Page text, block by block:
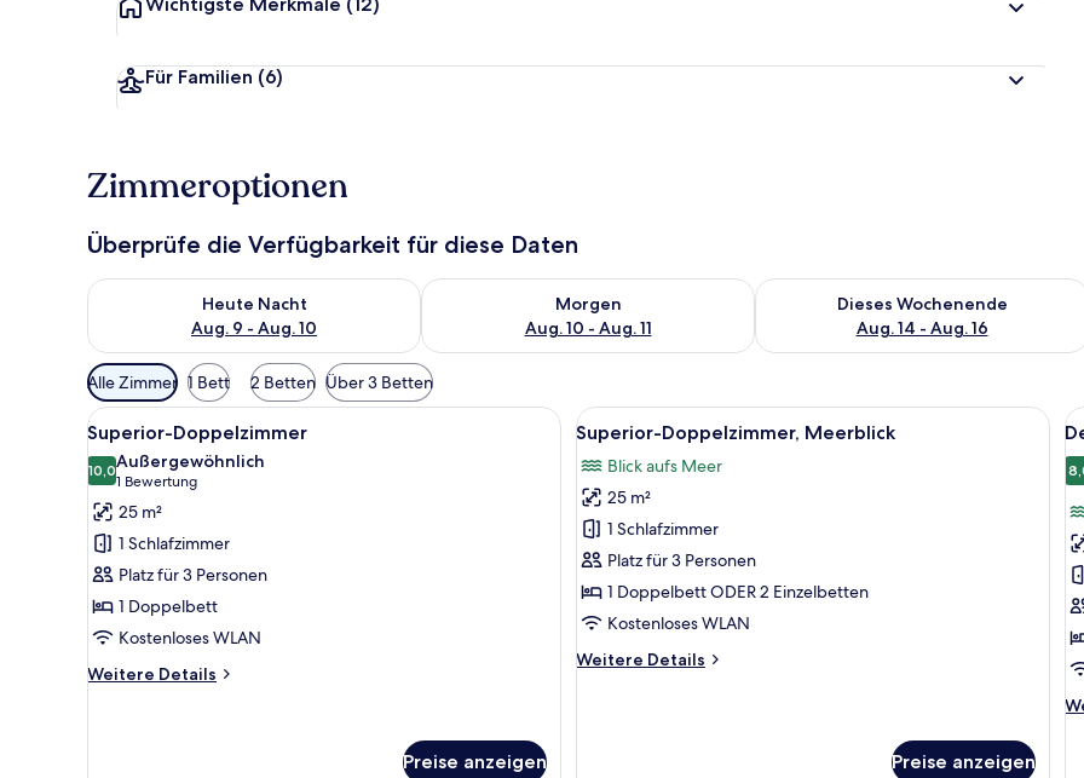
Für Familien (6)
Zimmeroptionen
Überprüfe die Verfügbarkeit für diese Daten
Heute Nacht
Aug. 9 - Aug. 10
Überprüfe die Verfügbarkeit für heute Nacht, Aug. 9 - Aug. 10.
Morgen
Aug. 10 - Aug. 11
Überprüfe die Verfügbarkeit für morgen, Aug. 10 - Aug. 11.
Dieses Wochenende
Aug. 14 - Aug. 16
Überprüfe die Verfügbarkeit für
Verfügbare
Filter
für
Zimmer
Alle Zimmer 1 Bett 2 Betten Über 3 Betten
Alle
Fotos
für
Superior-
Doppelzimmer
anzeigen
Ein Schlafzimmer mit einem Bett, Nachttischen und Bildern an den Wänden.
4
Superior-Doppelzimmer
10,010,0 von 10
Außergewöhnlich
1 Bewertung
(1
Bewertung)
25 m²
1 Schlafzimmer
Platz für 3 Personen
1 Doppelbett
Kostenloses WLAN
Weitere Details
Weitere
Preise anzeigen
Alle
Fotos
für
Superior-
Doppelzimmer,
Meerblick
anzeigen
Ein modernes Schlafzimmer mit
4
Superior-Doppelzimmer, Meerblick
Blick aufs Meer
25 m²
1 Schlafzimmer
Platz für 3 Personen
1 Doppelbett ODER 2 Einzelbetten
Kostenloses WLAN
Weitere Details
Weitere
Preise anzeigen